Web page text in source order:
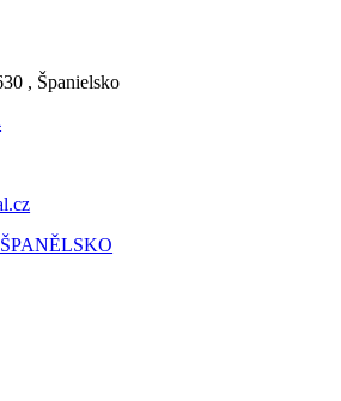
, Španielsko